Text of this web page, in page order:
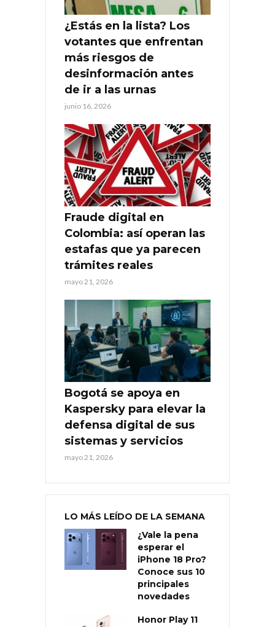
¿Estás en la lista? Los
votantes que enfrentan
más riesgos de
desinformación antes
de ir a las urnas
junio 16, 2026
Fraude digital en
Colombia: así operan las
estafas que ya parecen
trámites reales
mayo 21, 2026
Bogotá se apoya en
Kaspersky para elevar la
defensa digital de sus
sistemas y servicios
mayo 21, 2026
LO MÁS LEÍDO DE LA SEMANA
¿Vale la pena
esperar el
iPhone 18 Pro?
Conoce sus 10
principales
novedades
Honor Play 11